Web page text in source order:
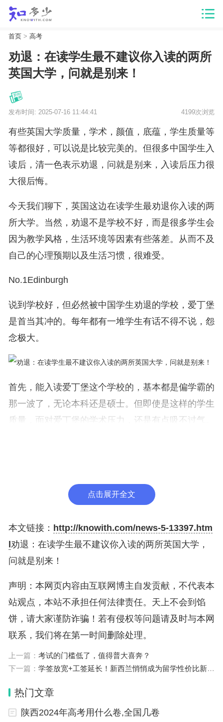
首页> 高考
劝退：在读学生最不建议你入读的两所
英国大学，问就是别来！
发布时间: 2025-07-16 11:44:41 4199次浏览
有些英国大学质量，学术，颜值，底蕴，学生质量等
等都很好，可以说是比较完美的。但很多中国学生入
读后，清一色表示劝退，问就是别来，入读后压力很
大很后悔。
今天我们聊下，英国这边在读学生最劝退你入读的两
所大学。当然，劝退不是学校不好，而是很多学生会
因为教学风格，生活环境等因素有些落差。从而不及
自己的心理预期以及生活习惯，很难受。
No.1Edinburgh
说到学校好，但必然被中国学生劝退的学校，爱丁堡
是首当其冲的。每年都有一堆学生有话不得不说，怨
念极大。
首先，能入读爱丁堡这个学校的，基本都是偏学霸的
那一波了，无论本科还是硕士。但即使是这样的学生
质量，面对爱丁堡的学术压力，还是有点吸不过气。
肺的说，肯定是入读的学生水，能连挂两次。
国际学生本身适应要时间，但人家不给你这个适应时
间。有些学生这点就没缓过来，尤其是语言能力差
的。还有就是压分，学校给分极其严谨，high2.1比
例都维持的严谨，更何况1等比例。
这个学校相对来说，不太符合中国学生的八字，因为
全靠自学，提前预习为主旋律。没人给你喂知识点。
在读学生的困恼在于几乎天天在赶ddk，一不小心就f
边本身口音就重，有些教授就是本地人，口音重的你
感觉自己这个雅思分数刷了个假的一样。
点击展开全文
本文链接： http://knowith.com/news-5-13397.htm
劝退：在读学生最不建议你入读的两所英国大学，
问就是别来！
声明：本网页内容由互联网博主自发贡献，不代表本
站观点，本站不承担任何法律责任。天上不会到馅
饼，请大家谨防诈骗！若有侵权等问题请及时与本网
联系，我们将在第一时间删除处理。
上一篇： 考试的门槛低了，值得普大喜奔？
下一篇： 学签放宽+工签延长！新西兰悄悄成为留学性价比新黑马！
热门文章
陕西2024年高考用什么卷,全国几卷